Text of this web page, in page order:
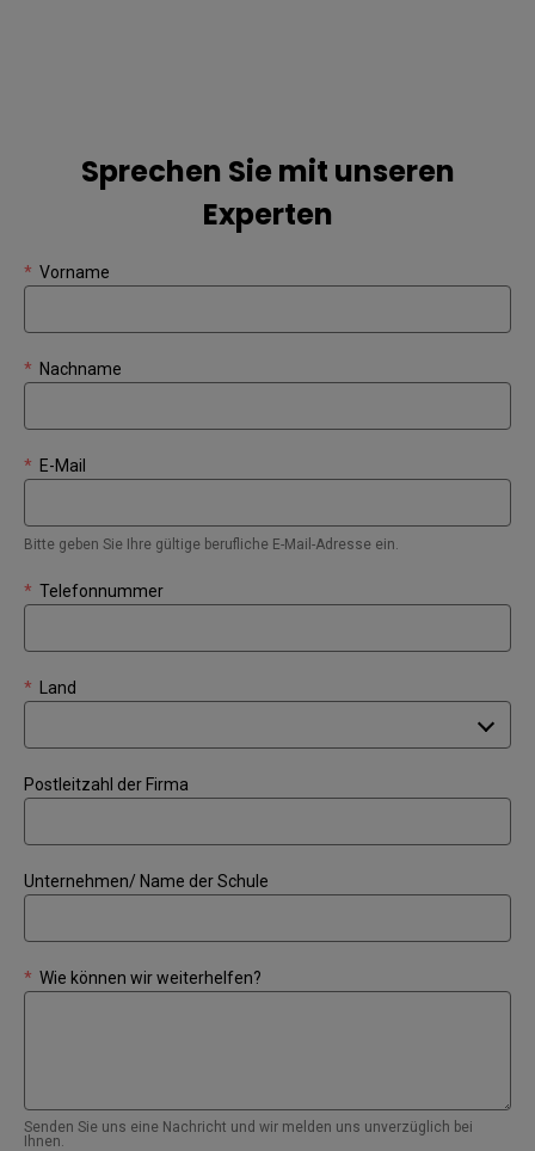
Sprechen Sie mit unseren
Experten
Vorname
*
Nachname
*
E-Mail
*
Bitte geben Sie Ihre gültige berufliche E-Mail-Adresse ein.
Telefonnummer
*
Land
*
Postleitzahl der Firma
Unternehmen/ Name der Schule
Wie können wir weiterhelfen?
*
Senden Sie uns eine Nachricht und wir melden uns unverzüglich bei
Ihnen.